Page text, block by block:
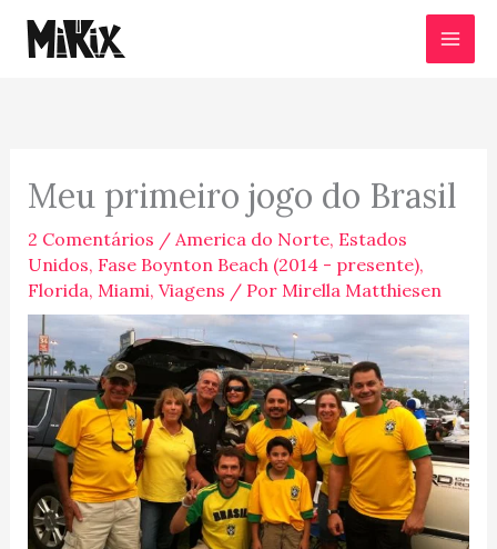
para
Meu primeiro jogo do Brasil
2 Comentários / America do Norte, Estados
Unidos, Fase Boynton Beach (2014 - presente),
Florida, Miami, Viagens / Por Mirella Matthiesen